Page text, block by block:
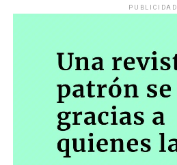
PUBLICIDAD